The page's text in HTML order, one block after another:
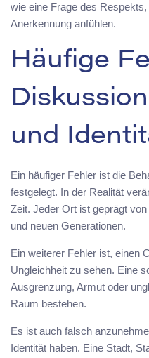
wie eine Frage des
Anerkennung anfühlen.
Häufige
und
Ein häufiger Fehler ist die
festgelegt. In der Realität
Zeit. Jeder Ort ist geprägt
und neuen Generationen.
Ein weiterer Fehler ist, einen
Ungleichheit zu sehen. Eine
Ausgrenzung, Armut oder
Raum bestehen.
Es ist auch falsch
Identität haben. Eine Stadt,